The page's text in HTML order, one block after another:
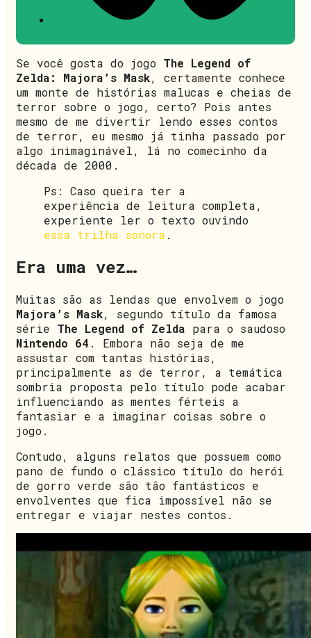
Se você gosta do jogo The Legend of
Zelda: Majora’s Mask, certamente conhece
um monte de histórias malucas e cheias de
terror sobre o jogo, certo? Pois antes
mesmo de me divertir lendo esses contos
de terror, eu mesmo já tinha passado por
algo inimaginável, lá no comecinho da
década de 2000.
Ps: Caso queira ter a
experiência de leitura completa,
experiente ler o texto ouvindo
essa trilha sonora .
Era uma vez…
Muitas são as lendas que envolvem o jogo
Majora’s Mask, segundo título da famosa
série The Legend of Zelda para o saudoso
Nintendo 64 . Embora não seja de me
assustar com tantas histórias,
principalmente as de terror, a temática
sombria proposta pelo título pode acabar
influenciando as mentes férteis a
fantasiar e a imaginar coisas sobre o
jogo.
Contudo, alguns relatos que possuem como
pano de fundo o clássico título do herói
de gorro verde são tão fantásticos e
envolventes que fica impossível não se
entregar e viajar nestes contos.